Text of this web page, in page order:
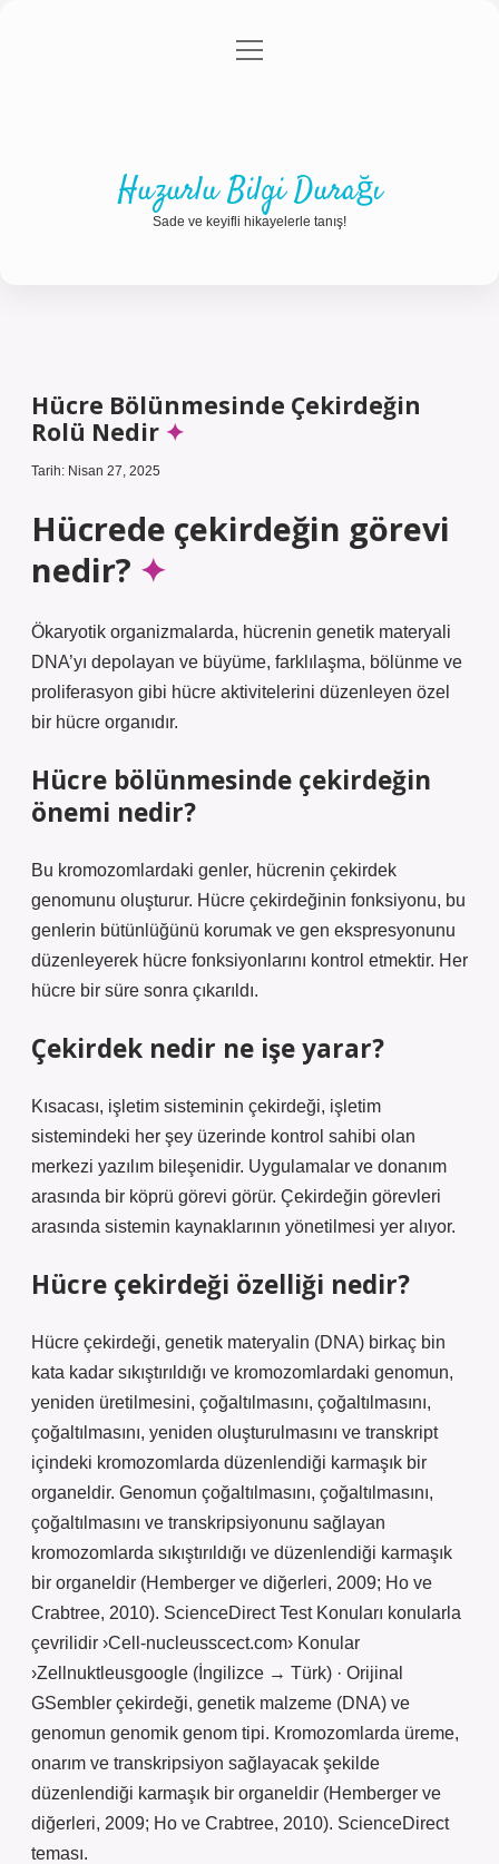
Gizlilik Politikası
menüyü
Huzurlu Bilgi Durağı
Sade ve keyifli hikayelerle tanış!
Hücre Bölünmesinde Çekirdeğin
Rolü Nedir
Tarih: Nisan 27, 2025
Hücrede çekirdeğin görevi
nedir?
Ökaryotik organizmalarda, hücrenin genetik materyali
DNA’yı depolayan ve büyüme, farklılaşma, bölünme ve
proliferasyon gibi hücre aktivitelerini düzenleyen özel
bir hücre organıdır.
Hücre bölünmesinde çekirdeğin
önemi nedir?
Bu kromozomlardaki genler, hücrenin çekirdek
genomunu oluşturur. Hücre çekirdeğinin fonksiyonu, bu
genlerin bütünlüğünü korumak ve gen ekspresyonunu
düzenleyerek hücre fonksiyonlarını kontrol etmektir. Her
hücre bir süre sonra çıkarıldı.
Çekirdek nedir ne işe yarar?
Kısacası, işletim sisteminin çekirdeği, işletim
sistemindeki her şey üzerinde kontrol sahibi olan
merkezi yazılım bileşenidir. Uygulamalar ve donanım
arasında bir köprü görevi görür. Çekirdeğin görevleri
arasında sistemin kaynaklarının yönetilmesi yer alıyor.
Hücre çekirdeği özelliği nedir?
Hücre çekirdeği, genetik materyalin (DNA) birkaç bin
kata kadar sıkıştırıldığı ve kromozomlardaki genomun,
yeniden üretilmesini, çoğaltılmasını, çoğaltılmasını,
çoğaltılmasını, yeniden oluşturulmasını ve transkript
içindeki kromozomlarda düzenlendiği karmaşık bir
organeldir. Genomun çoğaltılmasını, çoğaltılmasını,
çoğaltılmasını ve transkripsiyonunu sağlayan
kromozomlarda sıkıştırıldığı ve düzenlendiği karmaşık
bir organeldir (Hemberger ve diğerleri, 2009; Ho ve
Crabtree, 2010). ScienceDirect Test Konuları konularla
çevrilidir ›Cell-nucleusscect.com› Konular
›Zellnuktleusgoogle (İngilizce → Türk) · Orijinal
GSembler çekirdeği, genetik malzeme (DNA) ve
genomun genomik genom tipi. Kromozomlarda üreme,
onarım ve transkripsiyon sağlayacak şekilde
düzenlendiği karmaşık bir organeldir (Hemberger ve
diğerleri, 2009; Ho ve Crabtree, 2010). ScienceDirect
teması.